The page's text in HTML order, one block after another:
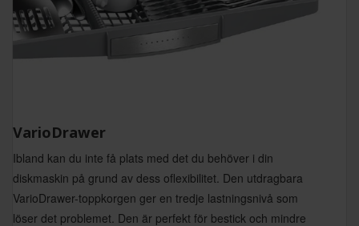
VarioDrawer
Ibland kan du inte få plats med det du behöver i din
diskmaskin på grund av dess oflexibilitet. Den utdragbara
VarioDrawer-toppkorgen ger en tredje lastningsnivå som
löser det problemet. Den är perfekt för bestick och mindre